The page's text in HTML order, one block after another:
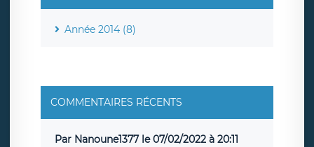
Année 2014 (8)
COMMENTAIRES RÉCENTS
Par Nanoune1377 le 07/02/2022 à 20:11